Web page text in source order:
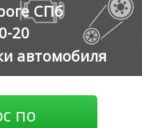
СПб
20
автомобиля
по